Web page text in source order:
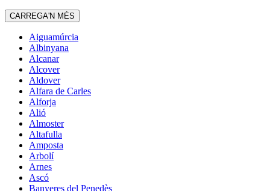
CARREGA'N MÉS
Aiguamúrcia
Albinyana
Alcanar
Alcover
Aldover
Alfara de Carles
Alforja
Alió
Almoster
Altafulla
Amposta
Arbolí
Arnes
Ascó
Banyeres del Penedès